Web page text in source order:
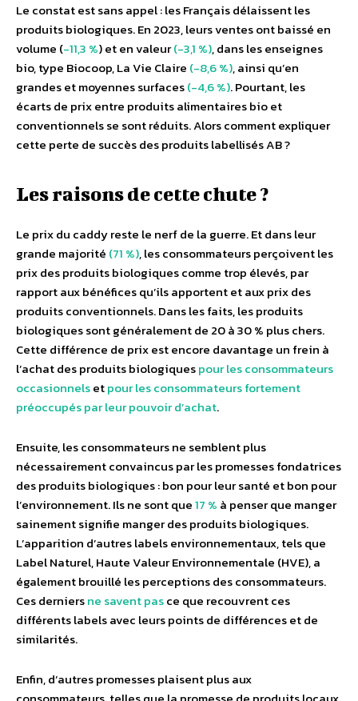
Le constat est sans appel : les Français délaissent les
produits biologiques. En 2023, leurs ventes ont baissé en
volume (-11,3 %) et en valeur(-3,1 %), dans les enseignes
bio, type Biocoop, La Vie Claire (-8,6 %), ainsi qu’en
grandes et moyennes surfaces(-4,6 %). Pourtant, les
écarts de prix entre produits alimentaires bio et
conventionnels se sont réduits. Alors comment expliquer
cette perte de succès des produits labellisés AB ?
Les raisons de cette chute ?
Le prix du caddy reste le nerf de la guerre. Et dans leur
grande majorité (71 %), les consommateurs perçoivent les
prix des produits biologiques comme trop élevés, par
rapport aux bénéfices qu’ils apportent et aux prix des
produits conventionnels. Dans les faits, les produits
biologiques sont généralement de 20 à 30 % plus chers.
Cette différence de prix est encore davantage un frein à
l’achat des produits biologiquespour les consommateurs
occasionnelsetpour les consommateurs fortement
préoccupés par leur pouvoir d’achat.
Ensuite, les consommateurs ne semblent plus
nécessairement convaincus par les promesses fondatrices
des produits biologiques : bon pour leur santé et bon pour
l’environnement. Ils ne sont que17 % à penser que manger
sainement signifie manger des produits biologiques.
L’apparition d’autres labels environnementaux, tels que
Label Naturel, Haute Valeur Environnementale (HVE), a
également brouillé les perceptions des consommateurs.
Ces derniersne savent pasce que recouvrent ces
différents labels avec leurs points de différences et de
similarités.
Enfin, d’autres promesses plaisent plus aux